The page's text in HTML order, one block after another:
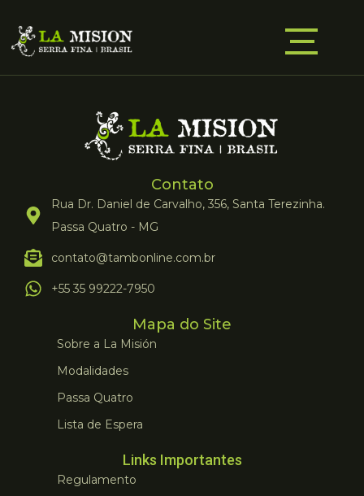
Contato
Rua Dr. Daniel de Carvalho, 356, Santa Terezinha.
Passa Quatro - MG
contato@tambonline.com.br
+55 35 99222-7950
Mapa do Site
Sobre a La Misión
Modalidades
Passa Quatro
Lista de Espera
Links Importantes
Regulamento